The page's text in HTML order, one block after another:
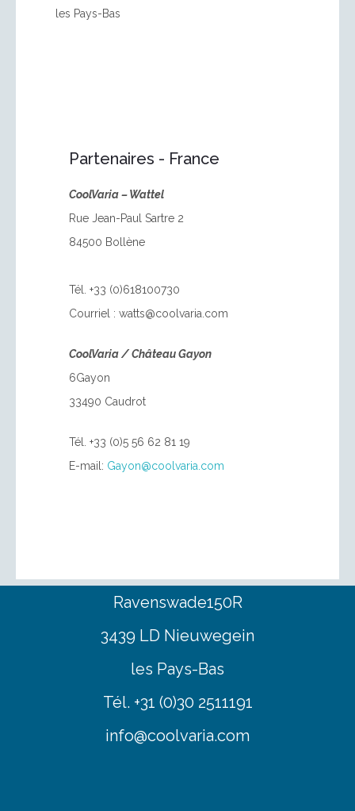
les Pays-Bas
Partenaires - France
CoolVaria – Wattel
Rue Jean-Paul Sartre 2
84500 Bollène
Tél. +33 (0)618100730
Courriel : watts@coolvaria.com
CoolVaria / Château Gayon
6Gayon
33490 Caudrot
Tél. +33 (0)5 56 62 81 19
E-mail: Gayon@coolvaria.com
Ravenswade150R
3439 LD Nieuwegein
les Pays-Bas
Tél. +31 (0)30 2511191
info@coolvaria.com